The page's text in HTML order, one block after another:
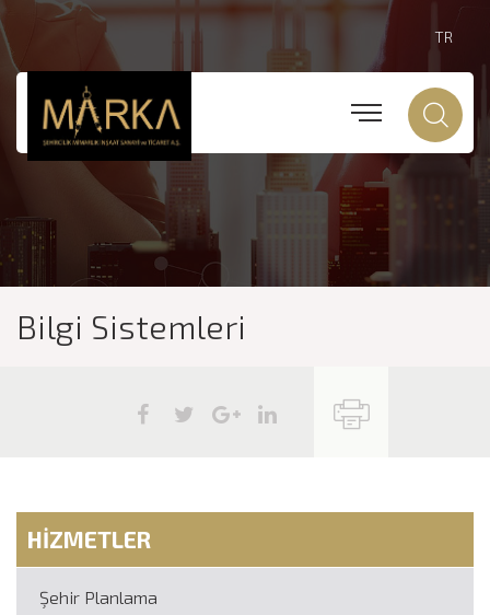
TR
Bilgi Sistemleri
HİZMETLER
Şehir Planlama